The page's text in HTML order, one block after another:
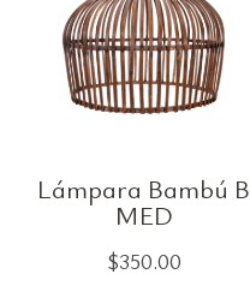
Lámpara Bambú B
MED
$350.00